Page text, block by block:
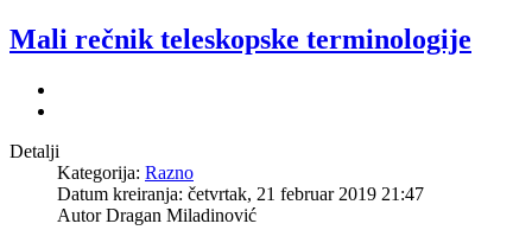
Mali rečnik teleskopske terminologije
Detalji
Kategorija: Razno
Datum kreiranja: četvrtak, 21 februar 2019 21:47
AutorDragan Miladinović